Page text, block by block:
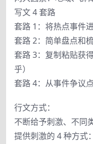
写文 4 套路
套路 1：将热点事件
套路 2：简单盘点和
套路 3：复制粘贴获
乎）
套路 4：从事件争议
行文方式：
不断给予刺激、不同
提供刺激的 4 种方式